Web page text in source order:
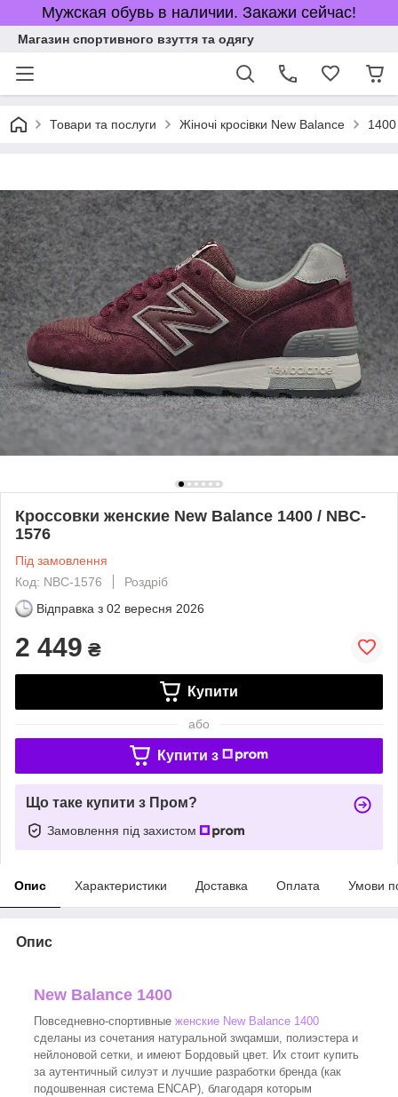
Мужская обувь в наличии. Закажи сейчас!
Магазин спортивного взуття та одягу
Товари та послуги Жіночі кросівки New Balance 1400
Кроссовки женские New Balance 1400 / NBC-
1576
Під замовлення
Код: NBC-1576
Роздріб
Відправка з 02 вересня 2026
2 449 ₴
Купити
або
Купити з
Що таке купити з Пром?
Замовлення під захистом
Опис Характеристики Доставка Оплата Умови
Опис
New Balance 1400
Повседневно-спортивные женские New Balance 1400
сделаны из сочетания натуральной зwqамши, полиэстера и
нейлоновой сетки, и имеют Бордовый цвет. Их стоит купить
за аутентичный силуэт и лучшие разработки бренда (как
подошвенная система ENCAP), благодаря которым